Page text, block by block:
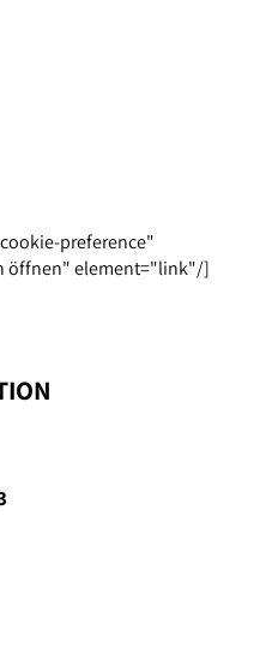
preference"
öffnen" element="link"/]